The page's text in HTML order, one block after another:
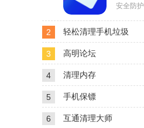
安全防护
2 轻松清理手机垃圾
3 高明论坛
4 清理内存
5 手机保镖
6 互通清理大师